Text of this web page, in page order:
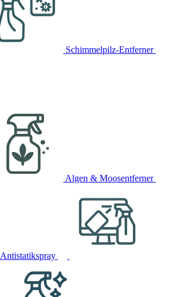
Schimmelpilz-Entferner
Algen & Moosentferner
Antistatikspray